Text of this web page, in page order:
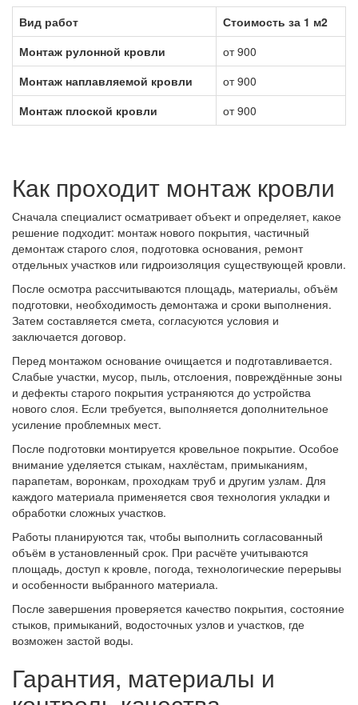
Вид работ
Стоимость за 1 м2
Монтаж рулонной кровли
от 900
Монтаж наплавляемой кровли
от 900
Монтаж плоской кровли
от 900
Как проходит монтаж кровли
Сначала специалист осматривает объект и определяет, какое
решение подходит: монтаж нового покрытия, частичный
демонтаж старого слоя, подготовка основания, ремонт
отдельных участков или гидроизоляция существующей кровли.
После осмотра рассчитываются площадь, материалы, объём
подготовки, необходимость демонтажа и сроки выполнения.
Затем составляется смета, согласуются условия и
заключается договор.
Перед монтажом основание очищается и подготавливается.
Слабые участки, мусор, пыль, отслоения, повреждённые зоны
и дефекты старого покрытия устраняются до устройства
нового слоя. Если требуется, выполняется дополнительное
усиление проблемных мест.
После подготовки монтируется кровельное покрытие. Особое
внимание уделяется стыкам, нахлёстам, примыканиям,
парапетам, воронкам, проходкам труб и другим узлам. Для
каждого материала применяется своя технология укладки и
обработки сложных участков.
Работы планируются так, чтобы выполнить согласованный
объём в установленный срок. При расчёте учитываются
площадь, доступ к кровле, погода, технологические перерывы
и особенности выбранного материала.
После завершения проверяется качество покрытия, состояние
стыков, примыканий, водосточных узлов и участков, где
возможен застой воды.
Гарантия, материалы и